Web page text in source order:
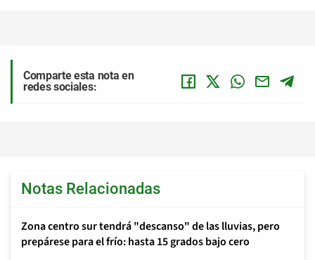
Comparte esta nota en
redes sociales:
Notas Relacionadas
Zona centro sur tendrá "descanso" de las lluvias, pero
prepárese para el frío: hasta 15 grados bajo cero